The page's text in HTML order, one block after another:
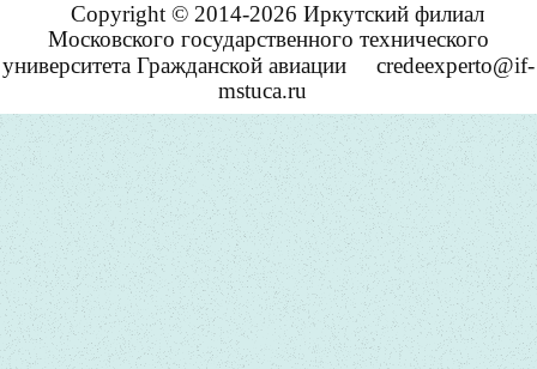
Copyright © 2014-2026 Иркутский филиал
Московского государственного технического
университета Гражданской авиации
credeexperto@if-
mstuca.ru